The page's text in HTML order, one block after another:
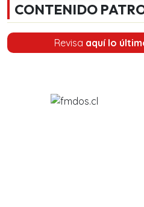
CONTENIDO
Revisa aquí lo